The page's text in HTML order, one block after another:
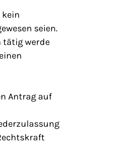
kein
seien.
tätig werde
Antrag auf